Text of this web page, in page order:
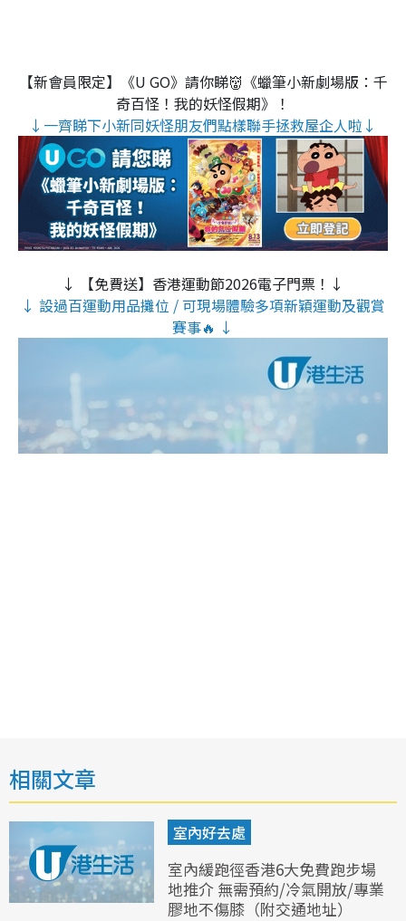
【新會員限定】《U GO》請你睇👹《蠟筆小新劇場版：千
奇百怪！我的妖怪假期》！
↓一齊睇下小新同妖怪朋友們點樣聯手拯救屋企人啦↓
↓ 【免費送】香港運動節2026電子門票！↓
↓ 設過百運動用品攤位 / 可現場體驗多項新穎運動及觀賞
賽事🔥 ↓
相關文章
室內好去處
室內緩跑徑香港6大免費跑步場
地推介 無需預約/冷氣開放/專業
膠地不傷膝（附交通地址）